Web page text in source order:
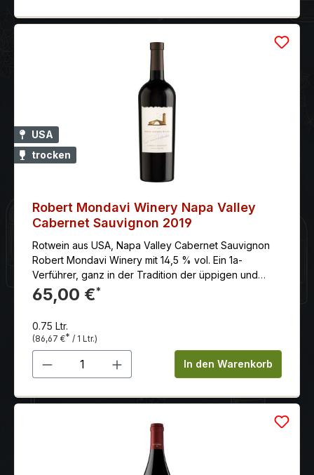
ausgewogene Gerbstoffstruktur, vielschichtig,
USA
trocken
Robert Mondavi Winery Napa Valley
Cabernet Sauvignon 2019
Rotwein aus USA, Napa Valley Cabernet Sauvignon
Robert Mondavi Winery mit 14,5 % vol. Ein 1a-
Verführer, ganz in der Tradition der üppigen und
zugleich hocheleganten Napa Valley- Cabernet
Sauvignon von Robert Mondavi.
65,00 €*
0.75 Ltr.
(86,67 €* / 1 Ltr.)
Produkt Anzahl: Gib denIn den Warenkorb